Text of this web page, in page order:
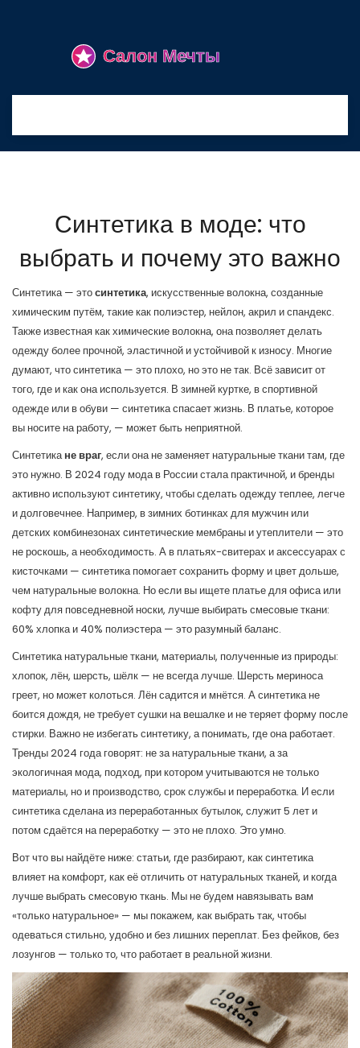
Синтетика в моде: что
выбрать и почему это важно
Синтетика — этосинтетика, искусственные волокна, созданные
химическим путём, такие как полиэстер, нейлон, акрил и спандекс.
Также известная какхимические волокна, она позволяет делать
одежду более прочной, эластичной и устойчивой к износу. Многие
думают, что синтетика — это плохо, но это не так. Всё зависит от
того, где и как она используется. В зимней куртке, в спортивной
одежде или в обуви — синтетика спасает жизнь. В платье, которое
вы носите на работу, — может быть неприятной.
Синтетикане враг, если она не заменяет натуральные ткани там, где
это нужно. В 2024 году мода в России стала практичной, и бренды
активно используют синтетику, чтобы сделать одежду теплее, легче
и долговечнее. Например, в зимних ботинках для мужчин или
детских комбинезонах синтетические мембраны и утеплители — это
не роскошь, а необходимость. А в платьях-свитерах и аксессуарах с
кисточками — синтетика помогает сохранить форму и цвет дольше,
чем натуральные волокна. Но если вы ищете платье для офиса или
кофту для повседневной носки, лучше выбирать смесовые ткани:
60% хлопка и 40% полиэстера — это разумный баланс.
Синтетиканатуральные ткани, материалы, полученные из природы:
хлопок, лён, шерсть, шёлк — не всегда лучше. Шерсть мериноса
греет, но может колоться. Лён садится и мнётся. А синтетика не
боится дождя, не требует сушки на вешалке и не теряет форму после
стирки. Важно не избегать синтетику, а понимать, где она работает.
Тренды 2024 года говорят: не за натуральные ткани, а за
экологичная мода, подход, при котором учитываются не только
материалы, но и производство, срок службы и переработка. И если
синтетика сделана из переработанных бутылок, служит 5 лет и
потом сдаётся на переработку — это не плохо. Это умно.
Вот что вы найдёте ниже: статьи, где разбирают, как синтетика
влияет на комфорт, как её отличить от натуральных тканей, и когда
лучше выбрать смесовую ткань. Мы не будем навязывать вам
«только натуральное» — мы покажем, как выбрать так, чтобы
одеваться стильно, удобно и без лишних переплат. Без фейков, без
лозунгов — только то, что работает в реальной жизни.